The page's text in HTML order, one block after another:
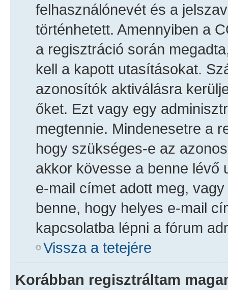
felhasználónevét és a
történhetett. Amennyiben a
a regisztráció során
kell a kapott utasításokat.
azonosítók aktiválásra
őket. Ezt vagy egy
megtennie. Mindenesetre a
hogy szükséges-e az
akkor kövesse a benne lévő
e-mail címet adott meg,
benne, hogy helyes e-mail
kapcsolatba lépni a fórum
Vissza a tetejére
Korábban regisztráltam